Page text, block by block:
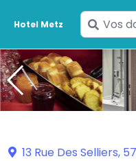
Hotel Metz
vos
dates
13 Rue Des Selliers,